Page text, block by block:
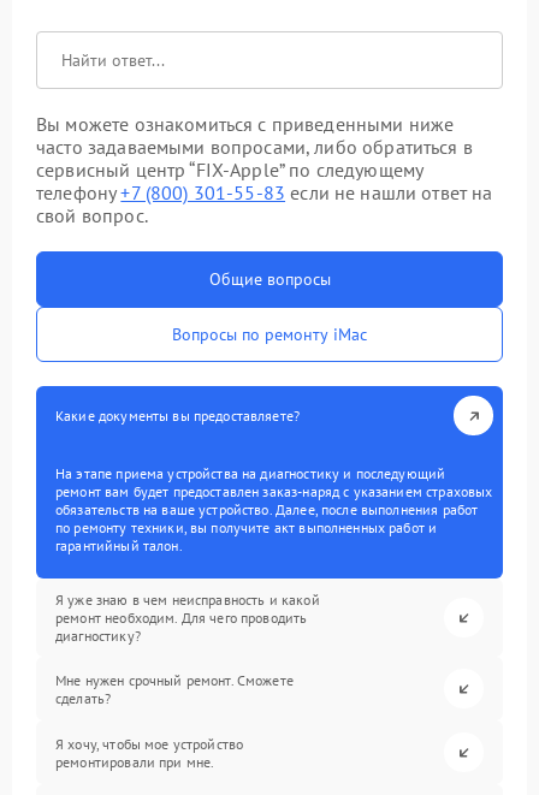
Вы можете ознакомиться с приведенными ниже
часто задаваемыми вопросами, либо обратиться в
сервисный центр “FIX-Apple” по следующему
телефону+7 (800) 301-55-83 если не нашли ответ на
свой вопрос.
Общие вопросы
Вопросы по ремонту iMac
Какие документы вы предоставляете?
На этапе приема устройства на диагностику и последующий
ремонт вам будет предоставлен заказ-наряд с указанием страховых
обязательств на ваше устройство. Далее, после выполнения работ
по ремонту техники, вы получите акт выполненных работ и
гарантийный талон.
Я уже знаю в чем неисправность и какой
ремонт необходим. Для чего проводить
диагностику?
Мне нужен срочный ремонт. Сможете
сделать?
Я хочу, чтобы мое устройство
ремонтировали при мне.